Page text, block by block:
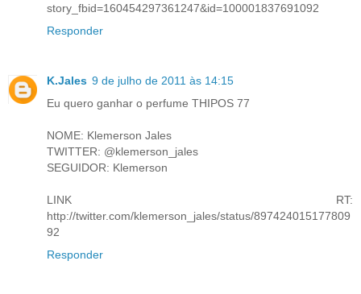
story_fbid=160454297361247&id=100001837691092
Responder
K.Jales 9 de julho de 2011 às 14:15
Eu quero ganhar o perfume THIPOS 77
NOME: Klemerson Jales
TWITTER: @klemerson_jales
SEGUIDOR: Klemerson
LINK RT:
http://twitter.com/klemerson_jales/status/897424015177809
92
Responder